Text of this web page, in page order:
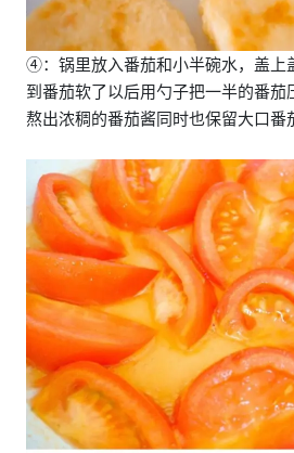
④：锅里放入番茄和小半碗水，盖上
到番茄软了以后用勺子把一半的番茄
熬出浓稠的番茄酱同时也保留大口番